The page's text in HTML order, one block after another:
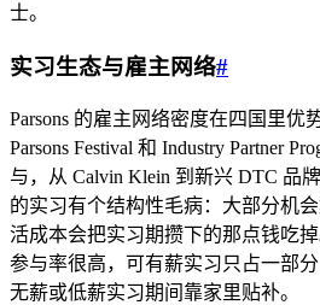
士。
实习生态与雇主网络#
Parsons 的雇主网络密度在四国里优
Parsons Festival 和 Industry Partner
与，从 Calvin Klein 到新兴 DTC 品
的实习有个结构性毛病：大部分机
活成本会把实习期攒下的那点钱吃掉
参与率很高，可有薪实习只占一部
无薪或低薪实习期间靠家里贴补。